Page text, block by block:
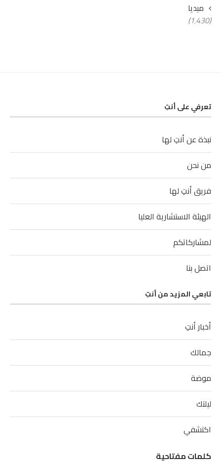
ميديا
(1٬430)
تعرفي على أنتِ
نبذة عن أنتِ لها
من نحن
فريق أنتِ لها
الهيئة الاستشارية العليا
لمشاركاتكم
اتصل بنا
تابعي المزيد من أنتِ
أخبار أنتِ
جمالك
موضة
ليلتك
اكتشفي
كلمات مفتاحية